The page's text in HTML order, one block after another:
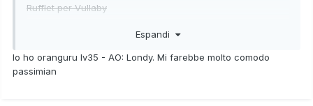
Rufflet per Vullaby
Turtonator per drampa
Solrock per Lunatone
Espandi
Io ho oranguru lv35 - AO: Londy. Mi farebbe molto comodo
passimian